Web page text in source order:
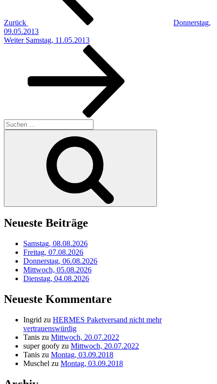
Zurück
Donnerstag,
09.05.2013
Nächster
Weiter Samstag, 11.05.2013
Suchen
nach:
Neueste Beiträge
Samstag, 08.08.2026
Freitag, 07.08.2026
Donnerstag, 06.08.2026
Mittwoch, 05.08.2026
Dienstag, 04.08.2026
Neueste Kommentare
Ingrid zu HERMES Paketversand nicht mehr
vertrauenswürdig
Tanis zu Mittwoch, 20.07.2022
super goofy zu Mittwoch, 20.07.2022
Tanis zu Montag, 03.09.2018
Muschel zu Montag, 03.09.2018